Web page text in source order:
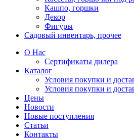
Кашпо, горшки
Декор
Фигуры
Садовый инвентарь, прочее
О Нас
Сертификаты дилера
Каталог
Условия покупки и
Условия покупки и
Цены
Новости
Новые поступления
Статьи
Контакты